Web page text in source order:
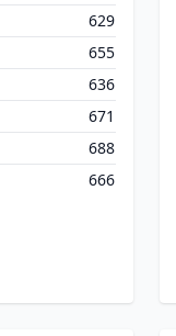
629
655
636
671
688
666